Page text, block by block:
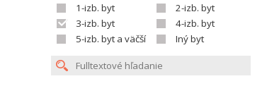
1-izb. byt
2-izb. byt
3-izb. byt
4-izb. byt
5-izb. byt a väčší
Iný byt